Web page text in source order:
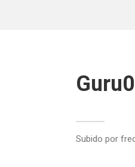
Subido por